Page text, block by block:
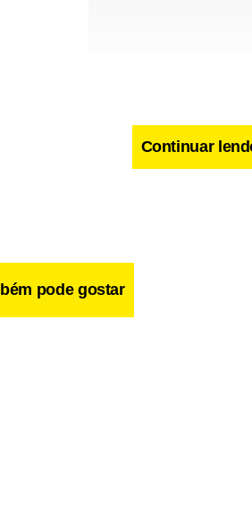
Continuar
pode gostar